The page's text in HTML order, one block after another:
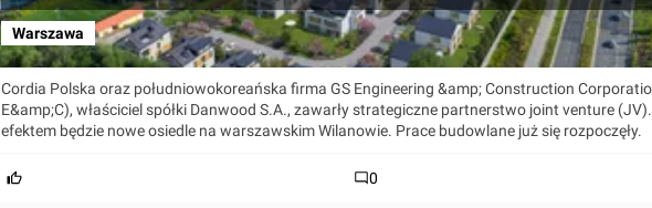
Warszawa
Cordia Polska oraz południowokoreańska firma GS Engineering &amp; Construction
E&amp;C), właściciel spółki Danwood S.A., zawarły strategiczne partnerstwo joint venture
efektem będzie nowe osiedle na warszawskim Wilanowie. Prace budowlane już się rozpoczęły.
0